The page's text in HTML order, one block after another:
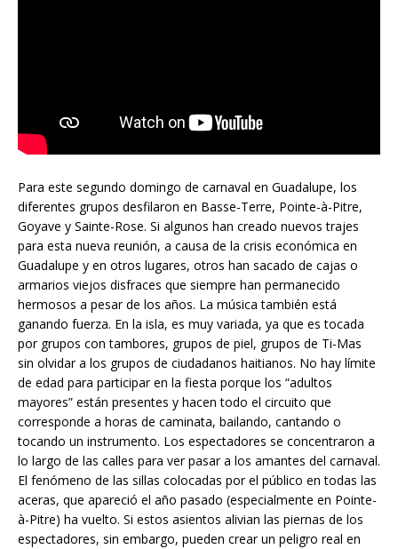
Para este segundo domingo de carnaval en Guadalupe, los
diferentes grupos desfilaron en Basse-Terre, Pointe-à-Pitre,
Goyave y Sainte-Rose. Si algunos han creado nuevos trajes
para esta nueva reunión, a causa de la crisis económica en
Guadalupe y en otros lugares, otros han sacado de cajas o
armarios viejos disfraces que siempre han permanecido
hermosos a pesar de los años. La música también está
ganando fuerza. En la isla, es muy variada, ya que es tocada
por grupos con tambores, grupos de piel, grupos de Ti-Mas
sin olvidar a los grupos de ciudadanos haitianos. No hay límite
de edad para participar en la fiesta porque los “adultos
mayores” están presentes y hacen todo el circuito que
corresponde a horas de caminata, bailando, cantando o
tocando un instrumento. Los espectadores se concentraron a
lo largo de las calles para ver pasar a los amantes del carnaval.
El fenómeno de las sillas colocadas por el público en todas las
aceras, que apareció el año pasado (especialmente en Pointe-
à-Pitre) ha vuelto. Si estos asientos alivian las piernas de los
espectadores, sin embargo, pueden crear un peligro real en